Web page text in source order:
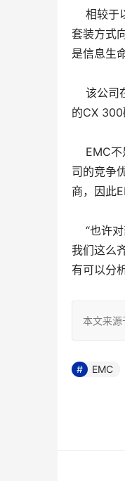
相较于
套装方式
是信息生
该公司
的CX 300
EMC不
司的竞争
商，因此
“也许对
我们这么
有可以分
本文来源
EMC